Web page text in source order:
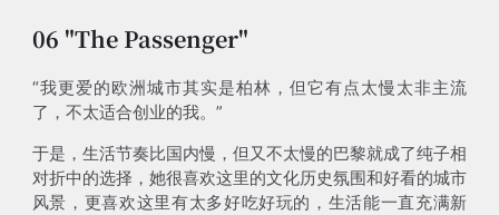
06 "The Passenger"
“我更爱的欧洲城市其实是柏林，但它有点太慢太非主流
了，不太适合创业的我。”
于是，生活节奏比国内慢，但又不太慢的巴黎就成了纯子相
对折中的选择，她很喜欢这里的文化历史氛围和好看的城市
风景，更喜欢这里有太多好吃好玩的，生活能一直充满新